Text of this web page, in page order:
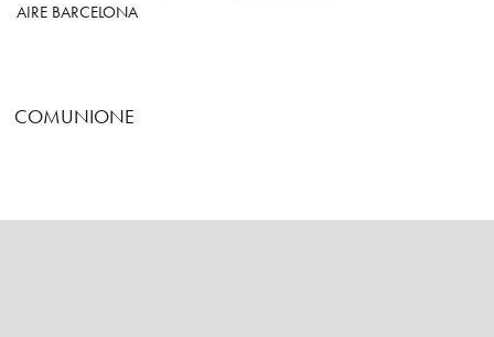
AIRE BARCELONA
COMUNIONE